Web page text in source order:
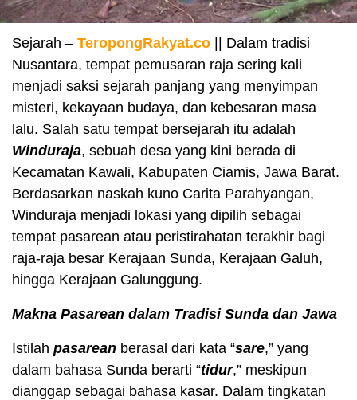
Sejarah – TeropongRakyat.co || Dalam tradisi
Nusantara, tempat pemusaran raja sering kali
menjadi saksi sejarah panjang yang menyimpan
misteri, kekayaan budaya, dan kebesaran masa
lalu. Salah satu tempat bersejarah itu adalah
Winduraja, sebuah desa yang kini berada di
Kecamatan Kawali, Kabupaten Ciamis, Jawa Barat.
Berdasarkan naskah kuno Carita Parahyangan,
Winduraja menjadi lokasi yang dipilih sebagai
tempat pasarean atau peristirahatan terakhir bagi
raja-raja besar Kerajaan Sunda, Kerajaan Galuh,
hingga Kerajaan Galunggung.
Makna Pasarean dalam Tradisi Sunda dan Jawa
Istilah pasarean berasal dari kata “sare,” yang
dalam bahasa Sunda berarti “tidur,” meskipun
dianggap sebagai bahasa kasar. Dalam tingkatan